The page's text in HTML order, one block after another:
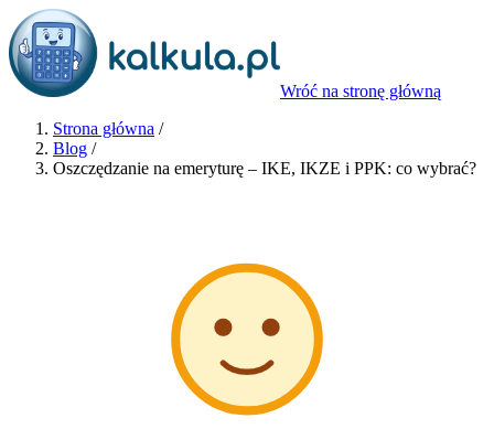
Wróć na stronę główną
Strona główna /
Blog /
Oszczędzanie na emeryturę – IKE, IKZE i PPK: co wybrać?